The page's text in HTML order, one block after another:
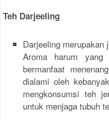
Teh Darjeeling
Darjeeling merupakan
Aroma harum
bermanfaat
dialami oleh
mengkonsumsi teh
untuk menjaga tubuh